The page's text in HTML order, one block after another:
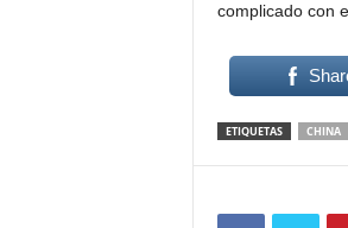
complicado con
ETIQUETAS CHINA